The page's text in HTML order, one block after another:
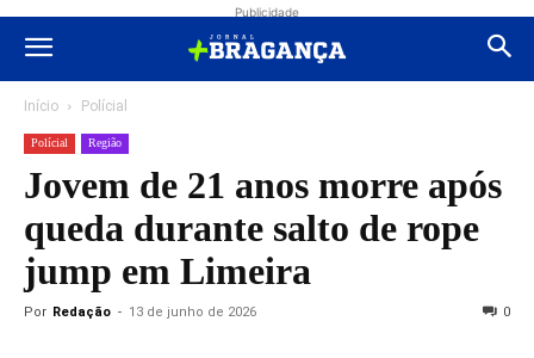
Publicidade
Início Polícial
Polícial Região
Jovem de 21 anos morre após
queda durante salto de rope
jump em Limeira
Por Redação - 13 de junho de 2026 0